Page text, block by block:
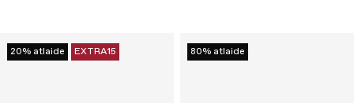
20% atlaide EXTRA15 80% atlaide